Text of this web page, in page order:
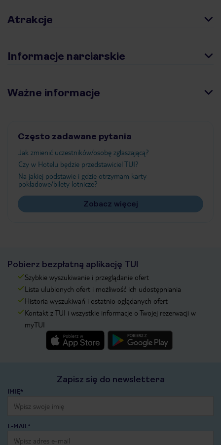
Atrakcje
Informacje narciarskie
Ważne informacje
Często zadawane pytania
Jak zmienić uczestników/osobę zgłaszającą?
Czy w Hotelu będzie przedstawiciel TUI?
Na jakiej podstawie i gdzie otrzymam karty
pokładowe/bilety lotnicze?
Zobacz więcej
Pobierz bezpłatną aplikację TUI
Szybkie wyszukiwanie i przeglądanie ofert
Lista ulubionych ofert i możliwość ich udostępniania
Historia wyszukiwań i ostatnio oglądanych ofert
Kontakt z TUI i wszystkie informacje o Twojej rezerwacji w
myTUI
Zapisz się do newslettera
IMIĘ*
E-MAIL*